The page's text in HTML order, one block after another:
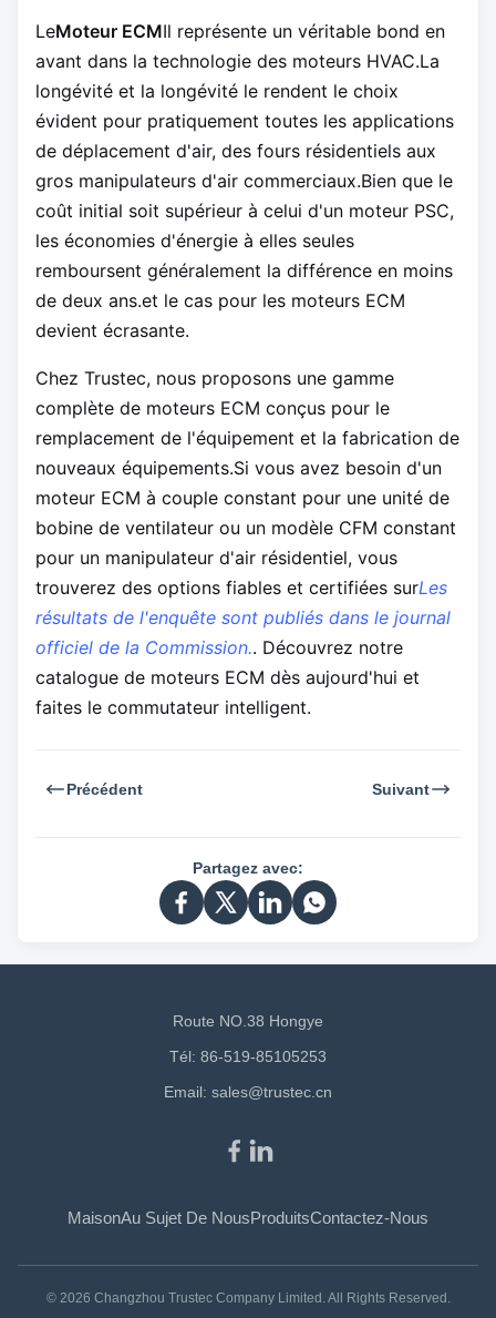
LeMoteur ECMIl représente un véritable bond en
avant dans la technologie des moteurs HVAC.La
longévité et la longévité le rendent le choix
évident pour pratiquement toutes les applications
de déplacement d'air, des fours résidentiels aux
gros manipulateurs d'air commerciaux.Bien que le
coût initial soit supérieur à celui d'un moteur PSC,
les économies d'énergie à elles seules
remboursent généralement la différence en moins
de deux ans.et le cas pour les moteurs ECM
devient écrasante.
Chez Trustec, nous proposons une gamme
complète de moteurs ECM conçus pour le
remplacement de l'équipement et la fabrication de
nouveaux équipements.Si vous avez besoin d'un
moteur ECM à couple constant pour une unité de
bobine de ventilateur ou un modèle CFM constant
pour un manipulateur d'air résidentiel, vous
trouverez des options fiables et certifiées surLes
résultats de l'enquête sont publiés dans le journal
officiel de la Commission.. Découvrez notre
catalogue de moteurs ECM dès aujourd'hui et
faites le commutateur intelligent.
Précédent Suivant
Partagez avec:
Route NO.38 Hongye
Tél: 86-519-85105253
Email: sales@trustec.cn
MaisonAu Sujet De NousProduitsContactez-Nous
© 2026 Changzhou Trustec Company Limited. All Rights Reserved.